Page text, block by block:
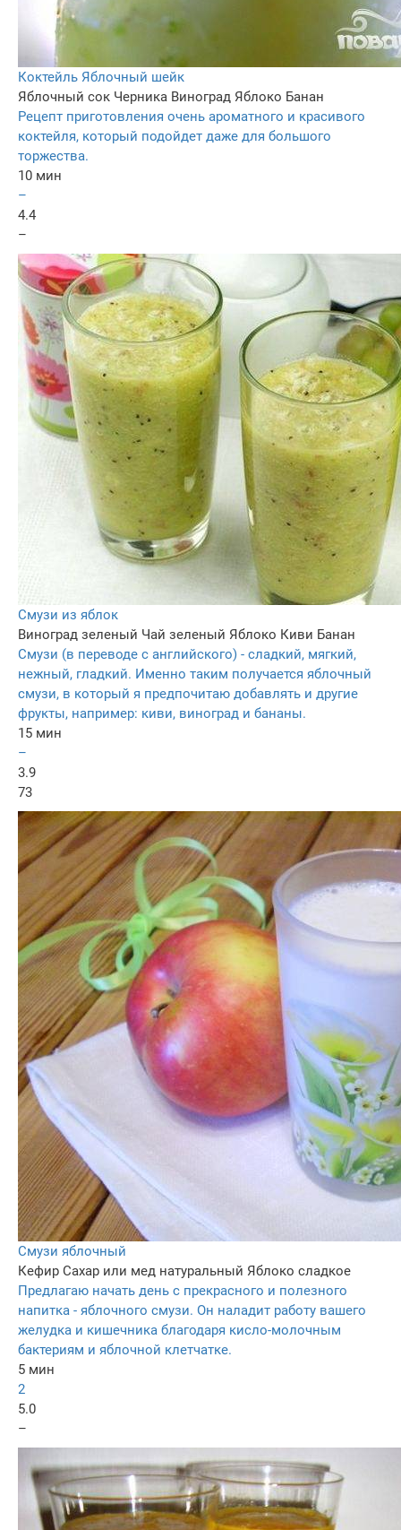
Коктейль Яблочный шейк
Яблочный сок Черника Виноград Яблоко Банан
Рецепт приготовления очень ароматного и красивого
коктейля, который подойдет даже для большого
торжества.
10 мин
–
4.4
–
Смузи из яблок
Виноград зеленый Чай зеленый Яблоко Киви Банан
Смузи (в переводе с английского) - сладкий, мягкий,
нежный, гладкий. Именно таким получается яблочный
смузи, в который я предпочитаю добавлять и другие
фрукты, например: киви, виноград и бананы.
15 мин
–
3.9
73
Смузи яблочный
Кефир Сахар или мед натуральный Яблоко сладкое
Предлагаю начать день с прекрасного и полезного
напитка - яблочного смузи. Он наладит работу вашего
желудка и кишечника благодаря кисло-молочным
бактериям и яблочной клетчатке.
5 мин
2
5.0
–